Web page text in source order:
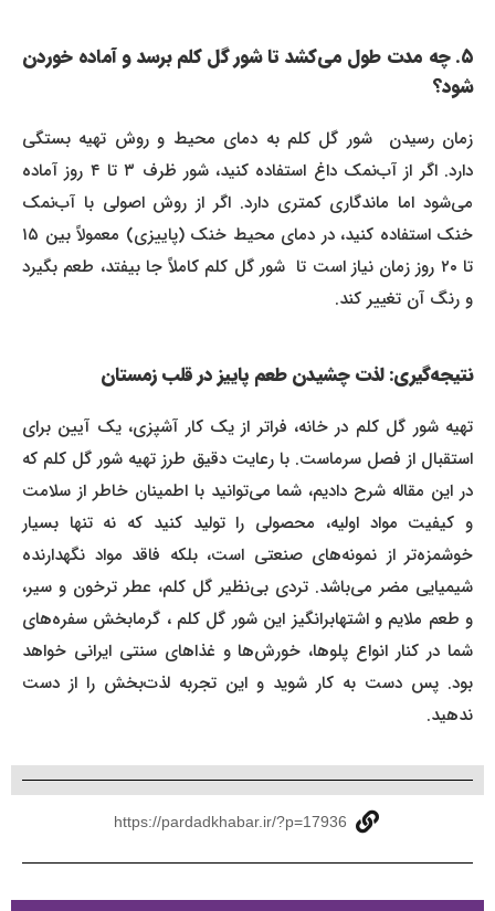
۵. چه مدت طول می‌کشد تا شور گل کلم برسد و آماده خوردن
شود؟
زمان رسیدن شور گل کلم به دمای محیط و روش تهیه بستگی
دارد. اگر از آب‌نمک داغ استفاده کنید، شور ظرف ۳ تا ۴ روز آماده
می‌شود اما ماندگاری کمتری دارد. اگر از روش اصولی با آب‌نمک
خنک استفاده کنید، در دمای محیط خنک (پاییزی) معمولاً بین ۱۵
تا ۲۰ روز زمان نیاز است تا شور گل کلم کاملاً جا بیفتد، طعم بگیرد
و رنگ آن تغییر کند.
نتیجه‌گیری: لذت چشیدن طعم پاییز در قلب زمستان
تهیه شور گل کلم در خانه، فراتر از یک کار آشپزی، یک آیین برای
استقبال از فصل سرماست. با رعایت دقیق طرز تهیه شور گل کلم که
در این مقاله شرح دادیم، شما می‌توانید با اطمینان خاطر از سلامت
و کیفیت مواد اولیه، محصولی را تولید کنید که نه تنها بسیار
خوشمزه‌تر از نمونه‌های صنعتی است، بلکه فاقد مواد نگهدارنده
شیمیایی مضر می‌باشد. تردی بی‌نظیر گل کلم، عطر ترخون و سیر،
و طعم ملایم و اشتهابرانگیز این شور گل کلم ، گرمابخش سفره‌های
شما در کنار انواع پلوها، خورش‌ها و غذاهای سنتی ایرانی خواهد
بود. پس دست به کار شوید و این تجربه لذت‌بخش را از دست
ندهید.
https://pardadkhabar.ir/?p=17936